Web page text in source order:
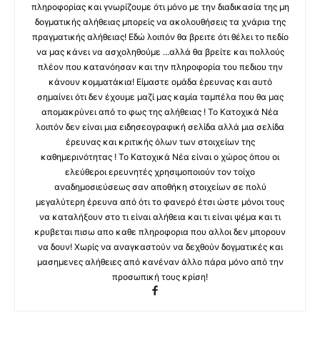
πληροφορίας και γνωρίζουμε ότι μόνο με την διαδικασία της μη
δογματικής αλήθειας μπορείς να ακολουθήσεις τα χνάρια της
πραγματικής αλήθειας! Εδώ λοιπόν θα βρειτε ότι θέλει το πεδίο
να μας κάνει να ασχοληθούμε ...αλλά θα βρείτε και πολλούς
πλέον που κατανόησαν και την πληροφορία του πεδιου την
κάνουν κομματάκια! Είμαστε ομάδα έρευνας και αυτό
σημαίνει ότι δεν έχουμε μαζί μας καμία ταμπέλα που θα μας
απομακρύνει από το φως της αλήθειας ! Το Κατοχικά Νέα
λοιπόν δεν είναι μια ειδησεογραφική σελίδα αλλά μια σελίδα
έρευνας και κριτικής όλων των στοιχείων της
καθημερινότητας ! Το Κατοχικά Νέα είναι ο χώρος όπου οι
ελεύθεροι ερευνητές χρησιμοποιούν τον τοίχο
αναδημοσιεύσεως σαν αποθήκη στοιχείων σε πολύ
μεγαλύτερη έρευνα από ότι το φανερό έτσι ώστε μόνοι τους
να καταλήξουν στο τι είναι αλήθεια και τι είναι ψέμα και τι
κρυβεται πισω απο καθε πληροφορια που αλλοι δεν μπορουν
να δουν! Χωρίς να αναγκαστούν να δεχθούν δογματικές και
μασημενες αλήθειες από κανέναν άλλο πάρα μόνο από την
προσωπική τους κρίση!